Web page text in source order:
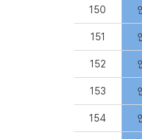
150
151
152
153
154